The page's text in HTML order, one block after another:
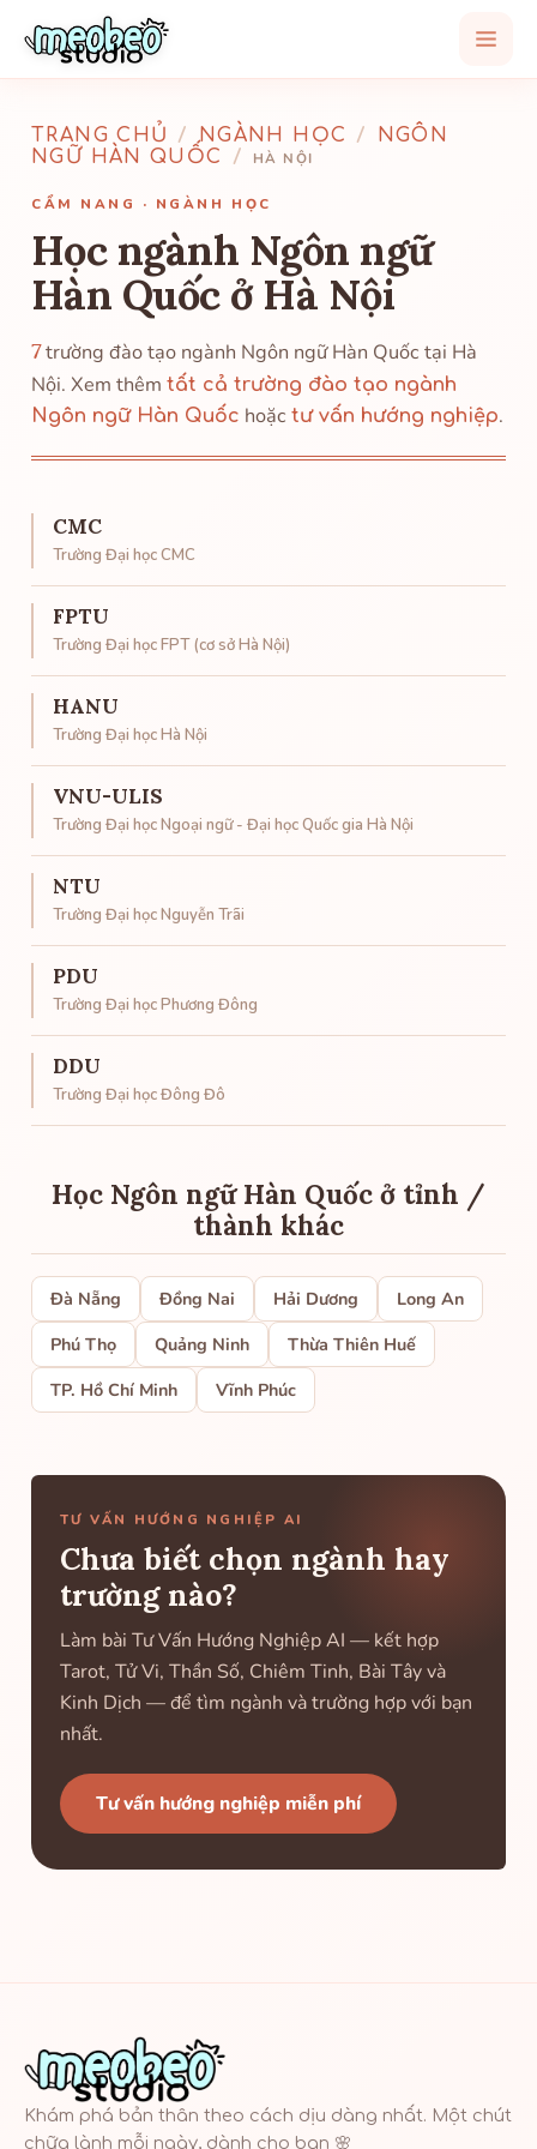
TRANG CHỦ / NGÀNH HỌC /
NGÔN
NGỮ HÀN QUỐC
/ HÀ NỘI
CẨM NANG · NGÀNH HỌC
Học ngành Ngôn ngữ
Hàn Quốc ở Hà Nội
7trường đào tạo ngành Ngôn ngữ Hàn Quốc tại Hà
Nội. Xem thêm tất cả trường đào tạo ngành
Ngôn ngữ Hàn Quốc hoặc tư vấn hướng nghiệp.
CMC
Trường Đại học CMC
FPTU
Trường Đại học FPT (cơ sở Hà Nội)
HANU
Trường Đại học Hà Nội
VNU-ULIS
Trường Đại học Ngoại ngữ - Đại học Quốc gia Hà Nội
NTU
Trường Đại học Nguyễn Trãi
PDU
Trường Đại học Phương Đông
DDU
Trường Đại học Đông Đô
Học Ngôn ngữ Hàn Quốc ở tỉnh /
thành khác
Đà Nẵng Đồng Nai Hải Dương
Long An
Phú Thọ
Quảng Ninh
Thừa Thiên Huế
TP. Hồ Chí Minh
Vĩnh Phúc
TƯ VẤN HƯỚNG NGHIỆP AI
Chưa biết chọn ngành hay
trường nào?
Làm bài Tư Vấn Hướng Nghiệp AI — kết hợp
Tarot, Tử Vi, Thần Số, Chiêm Tinh, Bài Tây và
Kinh Dịch — để tìm ngành và trường hợp với bạn
nhất.
Tư vấn hướng nghiệp miễn phí
Khám phá bản thân theo cách dịu dàng nhất. Một chút
chữa lành mỗi ngày, dành cho bạn 🌸